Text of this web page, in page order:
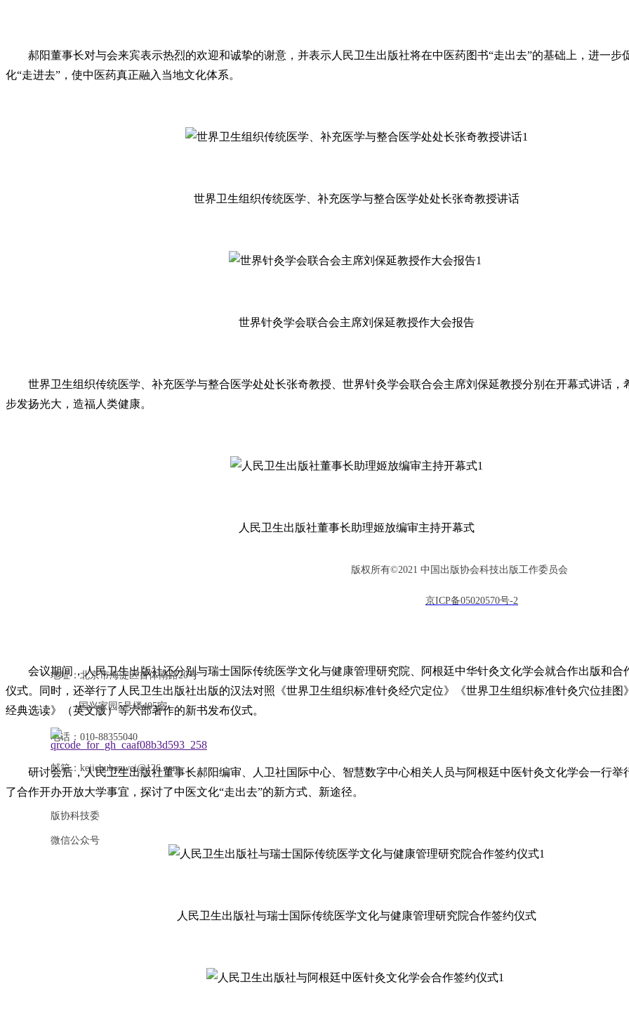
郝阳董事长对与会来宾表示热烈的欢迎和诚挚的谢意，并表示人民卫生出版社将在中医药图书“走出去”的基础上，进一步
化“走进去”，使中医药真正融入当地文化体系。
世界卫生组织传统医学、补充医学与整合医学处处长张奇教授讲话
世界针灸学会联合会主席刘保延教授作大会报告
世界卫生组织传统医学、补充医学与整合医学处处长张奇教授、世界针灸学会联合会主席刘保延教授分别在开幕式讲话，
步发扬光大，造福人类健康。
人民卫生出版社董事长助理姬放编审主持开幕式
会议期间，人民卫生出版社还分别与瑞士国际传统医学文化与健康管理研究院、阿根廷中华针灸文化学会就合作出版和合
仪式。同时，还举行了人民卫生出版社出版的汉法对照《世界卫生组织标准针灸经穴定位》《世界卫生组织标准针灸穴位挂图
经典选读》（英文版）等六部著作的新书发布仪式。
研讨会后，人民卫生出版社董事长郝阳编审、人卫社国际中心、智慧数字中心相关人员与阿根廷中医针灸文化学会一行举
了合作开办开放大学事宜，探讨了中医文化“走出去”的新方式、新途径。
人民卫生出版社与瑞士国际传统医学文化与健康管理研究院合作签约仪式
版权所有©2021 中国出版协会科技出版工作委员会
京ICP备05020570号-2
地址：北京市海淀区首体南路20号
国兴家园5号楼405室
电话：010-88355040
邮箱：kejichubanwei@126.com
版协科技委
微信公众号